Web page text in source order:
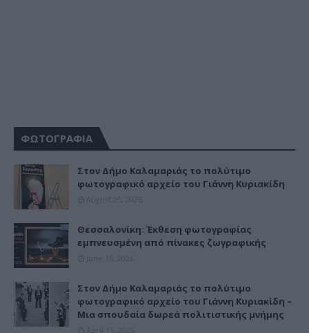
ΦΩΤΟΓΡΑΦΙΑ
Στον Δήμο Καλαμαριάς το πολύτιμο
φωτογραφικό αρχείο του Γιάννη Κυριακίδη
Θεσσαλονίκη: Έκθεση φωτογραφίας
εμπνευσμένη από πίνακες ζωγραφικής
Στον Δήμο Καλαμαριάς το πολύτιμο
φωτογραφικό αρχείο του Γιάννη Κυριακίδη –
Μια σπουδαία δωρεά πολιτιστικής μνήμης